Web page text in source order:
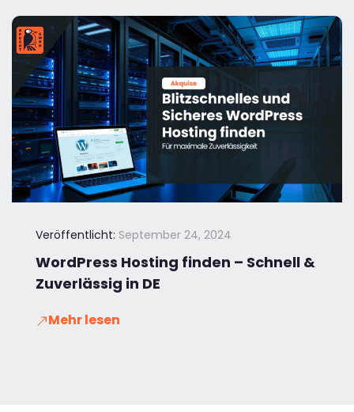
Veröffentlicht: September 24, 2024
WordPress Hosting finden – Schnell &
Zuverlässig in DE
Mehr lesen